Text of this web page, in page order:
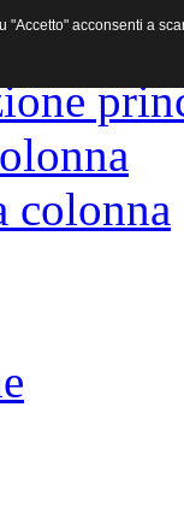
colonna
acconsenti a